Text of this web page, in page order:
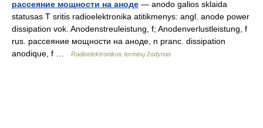
рассеяние мощности на аноде — anodo galios sklaida
statusas T sritis radioelektronika atitikmenys: angl. anode power
dissipation vok. Anodenstreuleistung, f; Anodenverlustleistung, f
rus. рассеяние мощности на аноде, n pranc. dissipation
anodique, f …
Radioelektronikos terminų žodynas